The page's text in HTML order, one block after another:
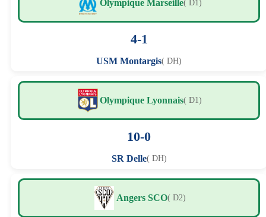
Olympique Marseille( D1)
4-1
USM Montargis( DH)
Olympique Lyonnais( D1)
10-0
SR Delle( DH)
Angers SCO( D2)